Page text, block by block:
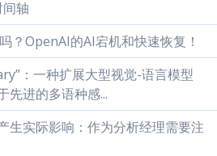
轴
？OpenAI的AI宕机和快速恢复！
：一种扩展大型视觉-语言模型
先进的多语种感...
生实际影响：作为分析经理需要注